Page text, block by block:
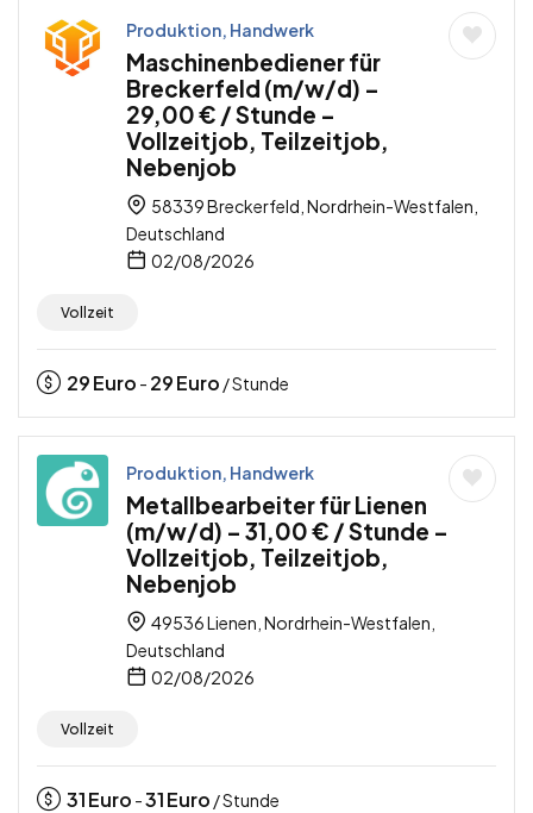
Produktion, Handwerk
Maschinenbediener für
Breckerfeld (m/w/d) –
29,00 € / Stunde –
Vollzeitjob, Teilzeitjob,
Nebenjob
58339 Breckerfeld, Nordrhein-Westfalen,
Deutschland
02/08/2026
Vollzeit
29Euro - 29Euro / Stunde
Produktion, Handwerk
Metallbearbeiter für Lienen
(m/w/d) – 31,00 € / Stunde –
Vollzeitjob, Teilzeitjob,
Nebenjob
49536 Lienen, Nordrhein-Westfalen,
Deutschland
02/08/2026
Vollzeit
31Euro -31Euro / Stunde